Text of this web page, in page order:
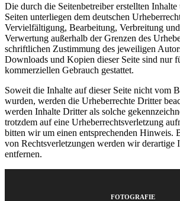
Die durch die Seitenbetreiber erstellten Inhalte
Seiten unterliegen dem deutschen
Vervielfältigung, Bearbeitung, Verbreitung
Verwertung außerhalb der Grenzen des
schriftlichen Zustimmung des jeweiligen
Downloads und Kopien dieser Seite sind nur
kommerziellen Gebrauch gestattet.
Soweit die Inhalte auf dieser Seite nicht vom
wurden, werden die Urheberrechte Dritter
werden Inhalte Dritter als solche
trotzdem auf eine Urheberrechtsverletzung
bitten wir um einen entsprechenden Hinweis.
von Rechtsverletzungen werden wir derartige
entfernen.
FOTOGRAFIE